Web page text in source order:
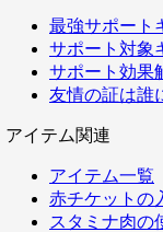
最強サポート
サポート対象
サポート効果
友情の証は誰
アイテム関連
アイテム一覧
赤チケットの
スタミナ肉の